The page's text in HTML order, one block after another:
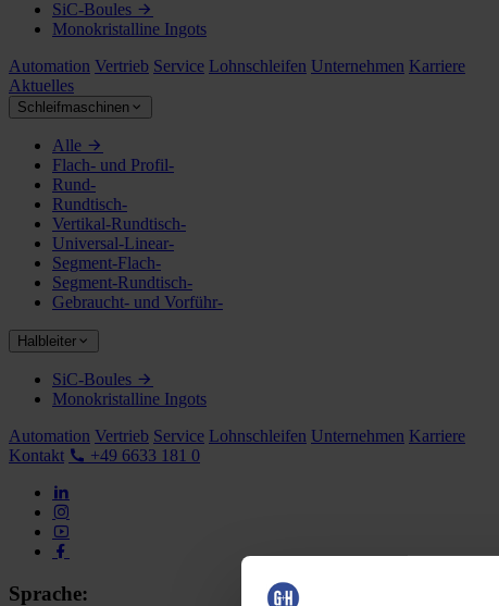
SiC-Boules
Monokristalline Ingots
Automation Vertrieb Service Lohnschleifen Unternehmen Karriere
Aktuelles
Schleifmaschinen
Alle
Flach- und Profil-
Rund-
Rundtisch-
Vertikal-Rundtisch-
Universal-Linear-
Segment-Flach-
Segment-Rundtisch-
Gebraucht- und Vorführ-
Halbleiter
SiC-Boules
Monokristalline Ingots
Automation Vertrieb Service Lohnschleifen Unternehmen Karriere
Kontakt
+49 6633 181 0
Sprache: